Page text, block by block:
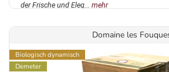
der Frische und Eleg... mehr
Domaine les
Biologisch dynamisch
Demeter